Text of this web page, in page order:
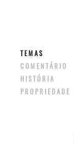
TEMAS
COMENTÁRIO
HISTÓRIA
PROPRIEDADE